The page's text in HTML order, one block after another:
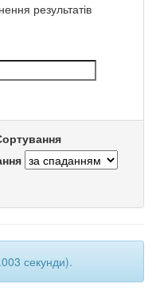
результатів
секунди).